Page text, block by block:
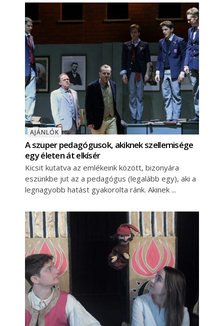
AJÁNLÓK
A szuper pedagógusok, akiknek szellemisége
egy életen át elkísér
Kicsit kutatva az emlékeink között, bizonyára
eszünkbe jut az a pedagógus (legalább egy), aki a
legnagyobb hatást gyakorolta ránk. Akinek